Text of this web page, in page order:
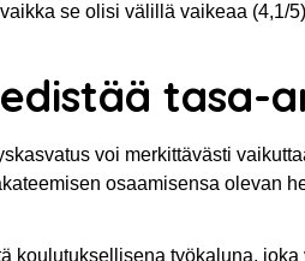
se olisi välillä vaikeaa (4,1/
tasa-
voi merkittävästi
osaamisensa olevan
koulutuksellisena työkaluna,